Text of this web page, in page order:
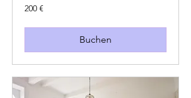
200
Euro
200 €
Buchen